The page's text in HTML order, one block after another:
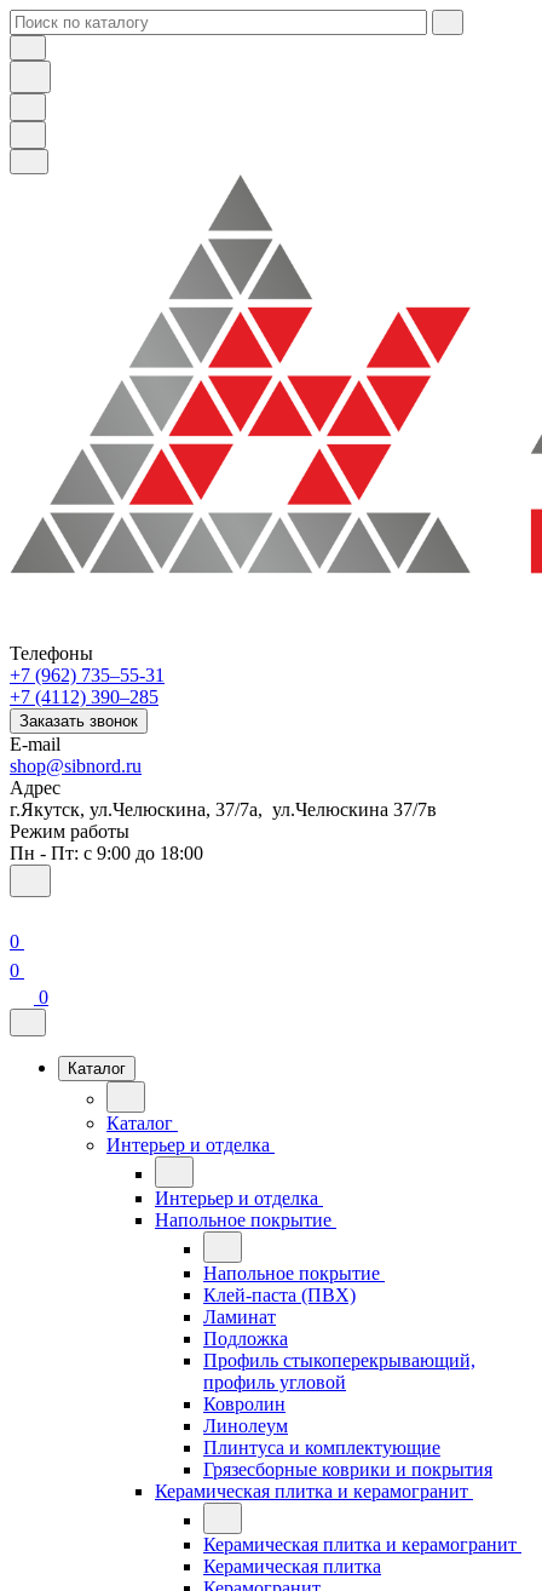
Телефоны
+7 (962) 735‒55-31
+7 (4112) 390‒285
Заказать звонок
E-mail
shop@sibnord.ru
Адрес
​г.Якутск, ул.Челюскина, 37/7а, ул.Челюскина 37/7в
Режим работы
Пн - Пт: с 9:00 до 18:00
0
0
0
Каталог
Каталог
Интерьер и отделка
Интерьер и отделка
Напольное покрытие
Напольное покрытие
Клей-паста (ПВХ)
Ламинат
Подложка
Профиль стыкоперекрывающий,
профиль угловой
Ковролин
Линолеум
Плинтуса и комплектующие
Грязесборные коврики и покрытия
Керамическая плитка и керамогранит
Керамическая плитка и керамогранит
Керамическая плитка